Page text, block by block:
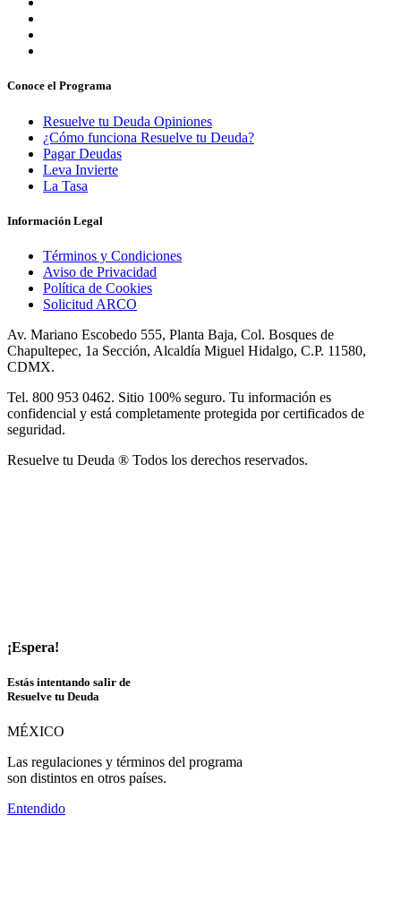
Conoce el Programa
Resuelve tu Deuda Opiniones
¿Cómo funciona Resuelve tu Deuda?
Pagar Deudas
Leva Invierte
La Tasa
Información Legal
Términos y Condiciones
Aviso de Privacidad
Política de Cookies
Solicitud ARCO
Av. Mariano Escobedo 555, Planta Baja, Col. Bosques de
Chapultepec, 1a Sección, Alcaldía Miguel Hidalgo, C.P. 11580,
CDMX.
Tel. 800 953 0462. Sitio 100% seguro. Tu información es
confidencial y está completamente protegida por certificados de
seguridad.
Resuelve tu Deuda ® Todos los derechos reservados.
¡Espera!
Estás intentando salir de
Resuelve tu Deuda
MÉXICO
Las regulaciones y términos del programa
son distintos en otros países.
Entendido